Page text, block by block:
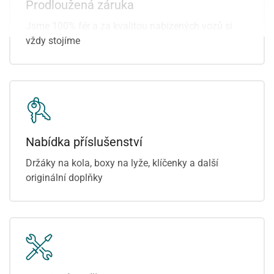
Prodloužená záruka
vždy stojíme
Nabídka příslušenství
Držáky na kola, boxy na lyže, klíčenky a další
originální doplňky